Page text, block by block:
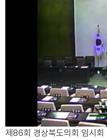
제86회 경상북도의회 임시회